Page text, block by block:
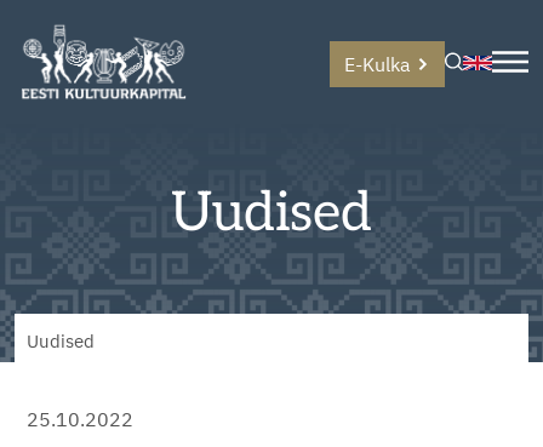
E-Kulka
Uudised
Uudised
25.10.2022